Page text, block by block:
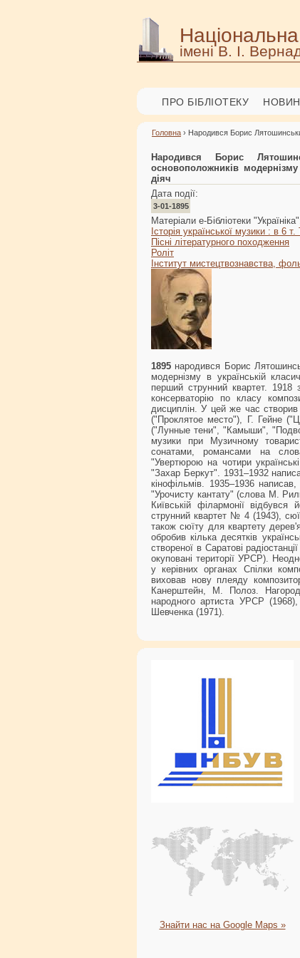
Національна
імені В. І.
ПРО БІБЛІОТЕКУ
Головна › Народився Борис
Народився Борис
основоположників
діяч
Дата події:
3-01-1895
Матеріали е-Бібліотеки
Історія української музики : в 6
Пісні літературного походження
Роліт
Інститут мистецтвознавства,
1895 народився Борис
модернізму в українській
перший струнний квартет. 1918
консерваторію по класу
дисциплін. У цей же час
("Проклятое место"), Г. Гейне
("Лунные тени", "Камыши",
музики при Музичному
сонатами, романсами на
"Увертюрою на чотири
"Захар Беркут". 1931–1932
кінофільмів. 1935–1936
"Урочисту кантату" (слова М.
Київській філармонії відбувся
струнний квартет № 4 (1943),
також сюїту для квартету
обробив кілька десятків
створеної в Саратові
окуповані території УРСР).
у керівних органах Спілки
виховав нову плеяду
Канерштейн, М. Полоз.
народного артиста УРСР
Шевченка (1971).
Знайти нас на Google Maps »